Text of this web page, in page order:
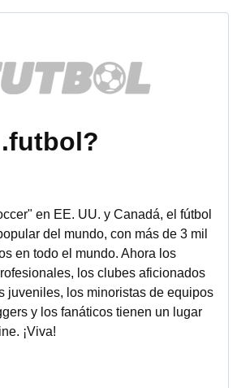
en EE. UU. y Canadá, el fútbol
del mundo, con más de 3 mil
en todo el mundo. Ahora los
los clubes aficionados
juveniles, los minoristas de equipos
y los fanáticos tienen un lugar
¡Viva!